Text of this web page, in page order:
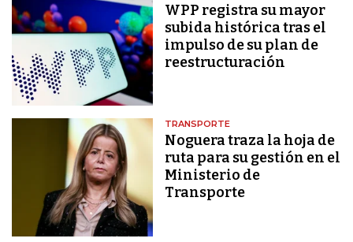
WPP registra su mayor
subida histórica tras el
impulso de su plan de
reestructuración
TRANSPORTE
Noguera traza la hoja de
ruta para su gestión en el
Ministerio de
Transporte